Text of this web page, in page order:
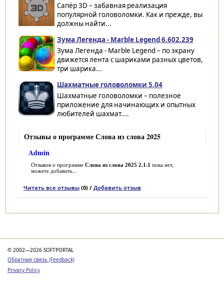
Сапёр 3D – забавная реализация
популярной головоломки. Как и прежде, вы
должны найти...
Зума Легенда - Marble Legend 6.602.239
Зума Легенда - Marble Legend – по экрану
движется лента с шариками разных цветов,
три шарика...
Шахматные головоломки 5.04
Шахматные головоломки – полезное
приложение для начинающих и опытных
любителей шахмат....
Отзывы о программе Слова из слова 2025
Admin
Отзывов о программе Слова из слова 2025 2.1.1 пока нет,
можете добавить...
Читать все отзывы(0) / Добавить отзыв
© 2002—2026 SOFTPORTAL
Обратная связь (Feedback)
Privacy Policy